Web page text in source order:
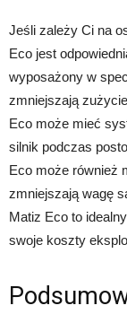
Jeśli zależy Ci na
Eco jest
wyposażony w
zmniejszają
Eco może mieć
silnik podczas
Eco może również
zmniejszają wagę
Matiz Eco to
swoje koszty